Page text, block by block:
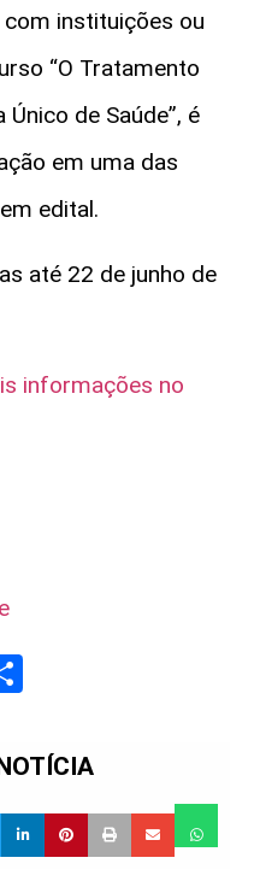
com instituições ou
“O Tratamento
de Saúde”, é
em uma das
edital.
até 22 de junho de
informações no